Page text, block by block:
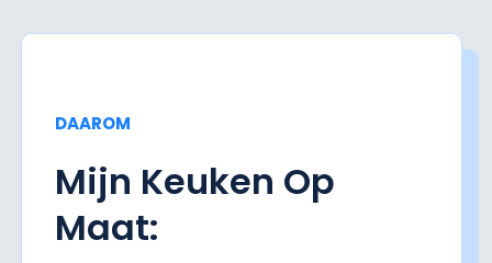
DAAROM
Mijn Keuken Op
Maat: